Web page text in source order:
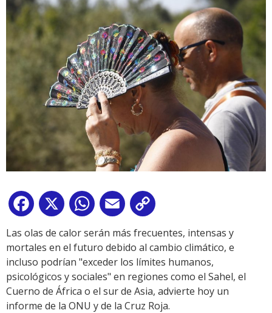
Facebook
X WhatsApp
Email
Link
Las olas de calor serán más frecuentes, intensas y
mortales en el futuro debido al cambio climático, e
incluso podrían "exceder los límites humanos,
psicológicos y sociales" en regiones como el Sahel, el
Cuerno de África o el sur de Asia, advierte hoy un
informe de la ONU y de la Cruz Roja.